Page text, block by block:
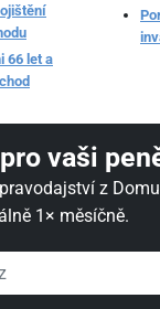
66 let a
vaši
z
1× měsíčně.